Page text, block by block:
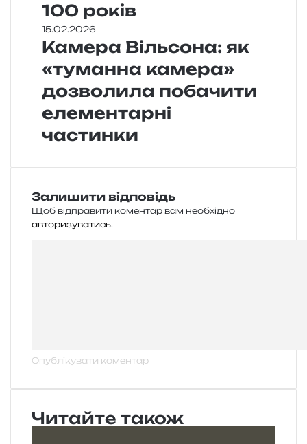
100 років
15.02.2026
Камера Вільсона: як
«туманна камера»
дозволила побачити
елементарні
частинки
Залишити відповідь
Щоб відправити коментар вам необхідно
авторизуватись.
Читайте також